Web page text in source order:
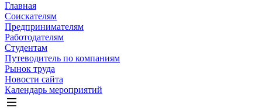
Главная
Соискателям
Предпринимателям
Работодателям
Студентам
Путеводитель по компаниям
Рынок труда
Новости сайта
Календарь мероприятий